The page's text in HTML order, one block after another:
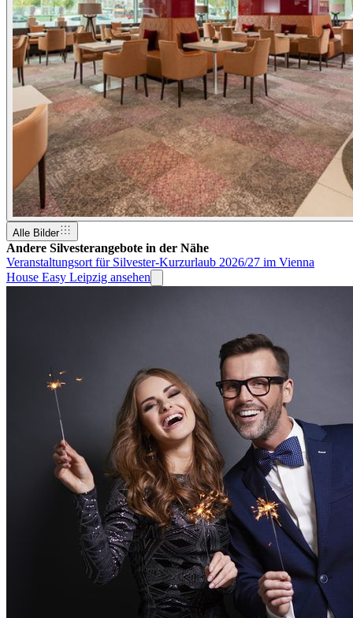
Alle Bilder
Andere Silvesterangebote in der Nähe
Veranstaltungsort für Silvester-Kurzurlaub 2026/27 im Vienna
House Easy Leipzig ansehen